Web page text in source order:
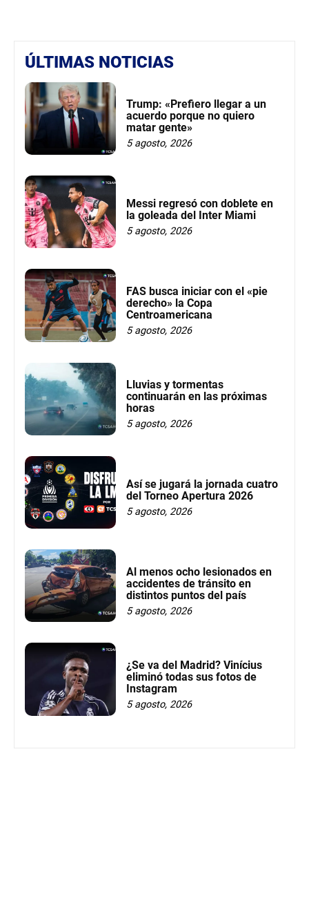
ÚLTIMAS NOTICIAS
Trump: «Prefiero llegar a un
acuerdo porque no quiero
matar gente»
5 agosto, 2026
Messi regresó con doblete en
la goleada del Inter Miami
5 agosto, 2026
FAS busca iniciar con el «pie
derecho» la Copa
Centroamericana
5 agosto, 2026
Lluvias y tormentas
continuarán en las próximas
horas
5 agosto, 2026
Así se jugará la jornada cuatro
del Torneo Apertura 2026
5 agosto, 2026
Al menos ocho lesionados en
accidentes de tránsito en
distintos puntos del país
5 agosto, 2026
¿Se va del Madrid? Vinícius
eliminó todas sus fotos de
Instagram
5 agosto, 2026